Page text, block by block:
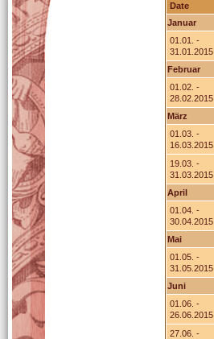
Date
Januar
01.01. -
31.01.2015
Februar
01.02. -
28.02.2015
März
01.03. -
16.03.2015
19.03. -
31.03.2015
April
01.04. -
30.04.2015
Mai
01.05. -
31.05.2015
Juni
01.06. -
26.06.2015
27.06. -